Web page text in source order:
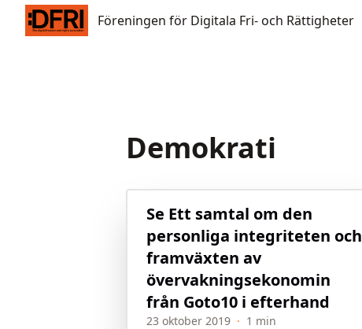
Föreningen för Digitala Fri- och Rättigheter
Föreningen för Digitala Fri- och Rättigheter
Demokrati
Se Ett samtal om den
personliga integriteten och
framväxten av
övervakningsekonomin
från Goto10 i efterhand
23 oktober 2019 · 1 min